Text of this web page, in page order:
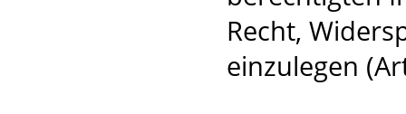
Recht,
einzulegen